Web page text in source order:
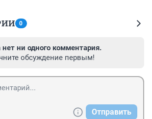
0
нет ни одного комментария.
обсуждение первым!
Отправить